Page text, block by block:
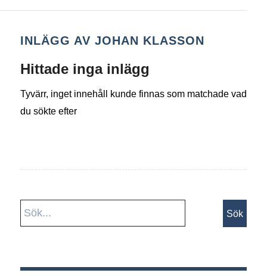
INLÄGG AV JOHAN KLASSON
Hittade inga inlägg
Tyvärr, inget innehåll kunde finnas som matchade vad
du sökte efter